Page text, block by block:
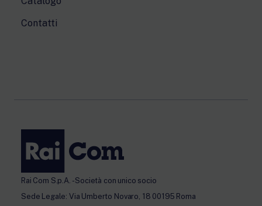
Contatti
Rai Com S.p.A. - Società con unico socio
Sede Legale: Via Umberto Novaro, 18 00195 Roma